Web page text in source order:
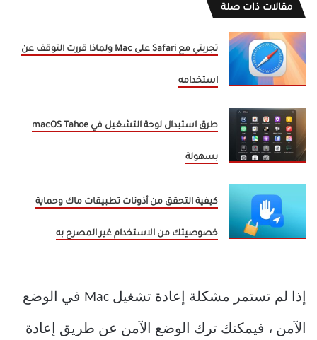
مقالات ذات صلة
تجربتي مع Safari على Mac ولماذا قررت التوقف عن
استخدامه
طرق استبدال لوحة التشغيل في macOS Tahoe
بسهولة
كيفية التحقق من أذونات تطبيقات ماك وحماية
خصوصيتك من الاستخدام غير المصرح به
إذا لم تستمر مشكلة إعادة تشغيل Mac في الوضع
الآمن ، فيمكنك ترك الوضع الآمن عن طريق إعادة